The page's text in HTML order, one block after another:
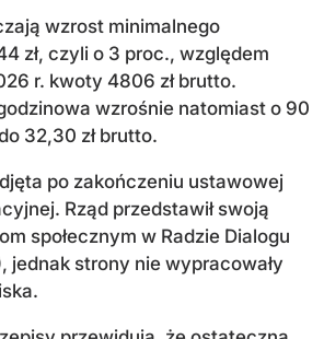
wzrost minimalnego
zł, czyli o 3 proc., względem
r. kwoty 4806 zł brutto.
wzrośnie natomiast o 90
32,30 zł brutto.
po zakończeniu ustawowej
Rząd przedstawił swoją
społecznym w Radzie Dialogu
jednak strony nie wypracowały